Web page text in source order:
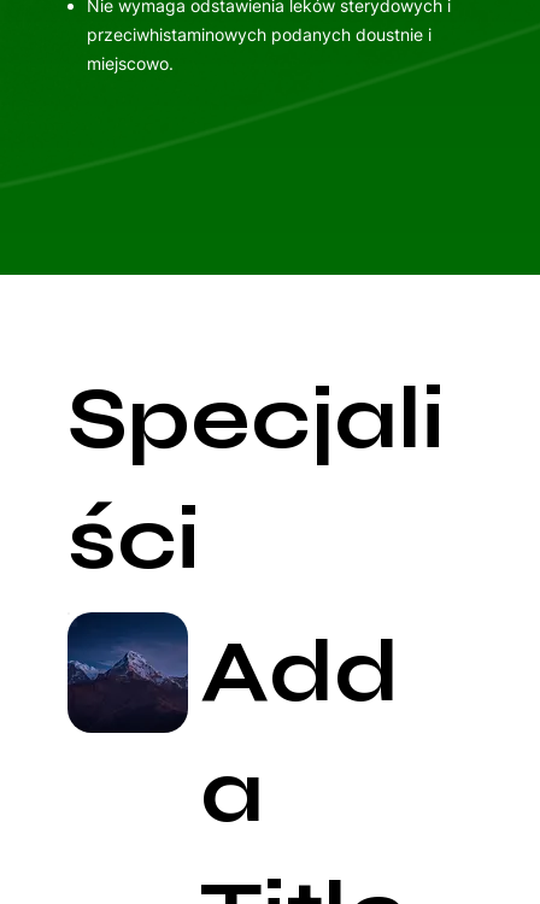
Nie wymaga odstawienia leków sterydowych i
przeciwhistaminowych podanych doustnie i
miejscowo.
Specjali
ści
Add
a